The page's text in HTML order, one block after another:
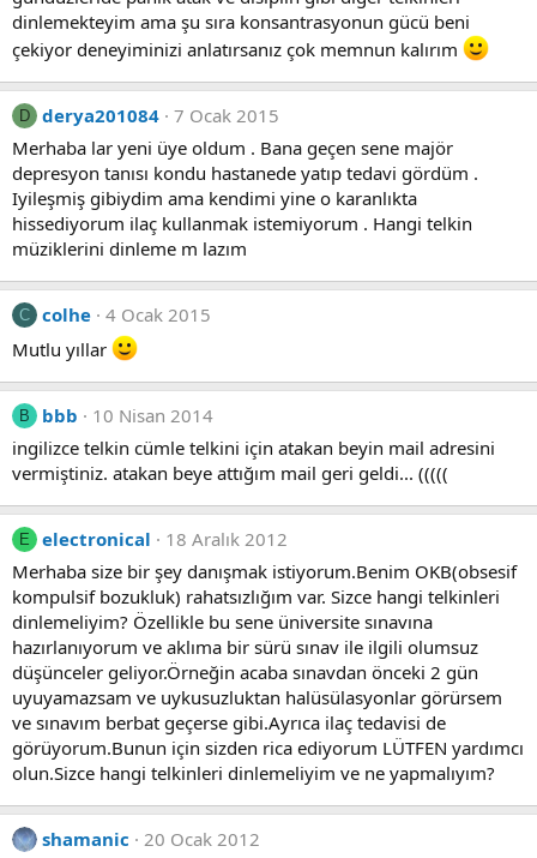
dinlemekteyim ama şu sıra konsantrasyonun gücü beni
çekiyor deneyiminizi anlatırsanız çok memnun kalırım
D derya201084 7 Ocak 2015
Merhaba lar yeni üye oldum . Bana geçen sene majör
depresyon tanısı kondu hastanede yatıp tedavi gördüm .
Iyileşmiş gibiydim ama kendimi yine o karanlıkta
hissediyorum ilaç kullanmak istemiyorum . Hangi telkin
müziklerini dinleme m lazım
C colhe 4 Ocak 2015
Mutlu yıllar
B bbb
10 Nisan 2014
ingilizce telkin cümle telkini için atakan beyin mail adresini
vermiştiniz. atakan beye attığım mail geri geldi... (((((
E electronical
18 Aralık 2012
Merhaba size bir şey danışmak istiyorum.Benim OKB(obsesif
kompulsif bozukluk) rahatsızlığım var. Sizce hangi telkinleri
dinlemeliyim? Özellikle bu sene üniversite sınavına
hazırlanıyorum ve aklıma bir sürü sınav ile ilgili olumsuz
düşünceler geliyor.Örneğin acaba sınavdan önceki 2 gün
uyuyamazsam ve uykusuzluktan halüsülasyonlar görürsem
ve sınavım berbat geçerse gibi.Ayrıca ilaç tedavisi de
görüyorum.Bunun için sizden rica ediyorum LÜTFEN yardımcı
olun.Sizce hangi telkinleri dinlemeliyim ve ne yapmalıyım?
shamanic
20 Ocak 2012